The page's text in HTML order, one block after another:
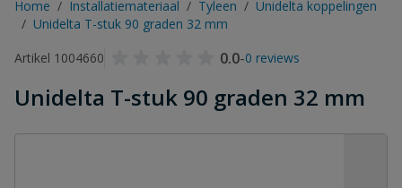
Home / Installatiemateriaal / Tyleen / Unidelta koppelingen
/ Unidelta T-stuk 90 graden 32 mm
Artikel 1004660
0.0-0 reviews
Unidelta T-stuk 90 graden 32 mm